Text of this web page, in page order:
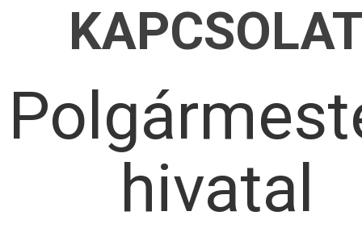
hivatal